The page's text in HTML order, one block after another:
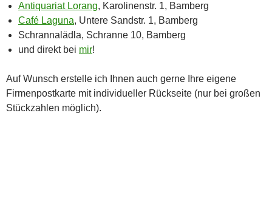
Antiquariat Lorang, Karolinenstr. 1, Bamberg
Café Laguna, Untere Sandstr. 1, Bamberg
Schrannalädla, Schranne 10, Bamberg
und direkt bei mir!
Auf Wunsch erstelle ich Ihnen auch gerne Ihre eigene
Firmenpostkarte mit individueller Rückseite (nur bei großen
Stückzahlen möglich).